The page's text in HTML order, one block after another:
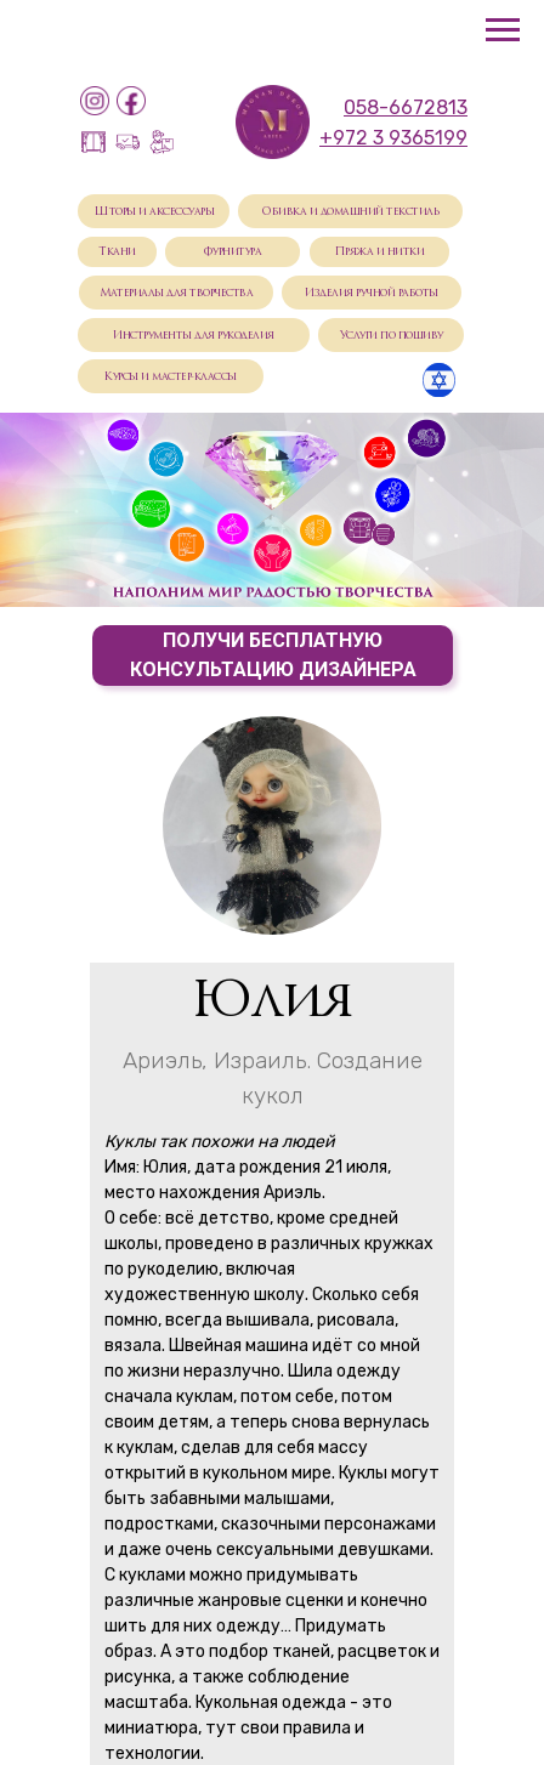
+972 3 9365199
058-6672813
Шторы и аксессуары
Ткани Пряжа и нитки
Фурнитура
Материалы для творчества
Услуги по пошиву
Курсы и мастер-классы
Инструменты для рукоделия
Обивка и домашний текстиль
Изделия ручной работы
ПОЛУЧИ БЕСПЛАТНУЮ
КОНСУЛЬТАЦИЮ ДИЗАЙНЕРА
Юлия
Ариэль, Израиль. Создание
кукол
Куклы так похожи на людей
Имя: Юлия, дата рождения 21 июля,
место нахождения Ариэль.
О себе: всё детство, кроме средней
школы, проведено в различных кружках
по рукоделию, включая
художественную школу. Сколько себя
помню, всегда вышивала, рисовала,
вязала. Швейная машина идёт со мной
по жизни неразлучно. Шила одежду
сначала куклам, потом себе, потом
своим детям, а теперь снова вернулась
к куклам, сделав для себя массу
открытий в кукольном мире. Куклы могут
быть забавными малышами,
подростками, сказочными персонажами
и даже очень сексуальными девушками.
С куклами можно придумывать
различные жанровые сценки и конечно
шить для них одежду… Придумать
образ. А это подбор тканей, расцветок и
рисунка, а также соблюдение
масштаба. Кукольная одежда - это
миниатюра, тут свои правила и
технологии.